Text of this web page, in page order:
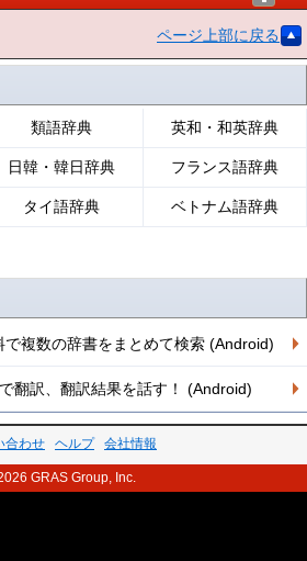
ページ上部に戻る
類語辞典 英和・和英辞典
日韓・韓日辞典 フランス語辞典
タイ語辞典 ベトナム語辞典
複数の辞書をまとめて検索 (Android)
翻訳、翻訳結果を話す！ (Android)
合わせ ヘルプ 会社情報
GRAS Group, Inc.